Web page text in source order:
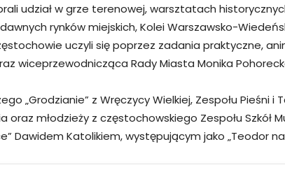
udział w grze terenowej, warsztatach
rynków miejskich, Kolei Warszawsko-
uczyli się poprzez zadania praktyczne,
wiceprzewodnicząca Rady Miasta Monika
„Grodzianie” z Wręczycy Wielkiej, Zespołu Pieśni i
młodzieży z częstochowskiego Zespołu Szkół
Dawidem Katolikiem, występującym jako „Teodor na